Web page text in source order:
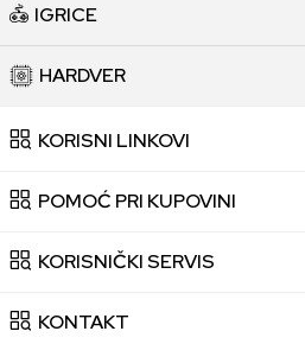
IGRICE
HARDVER
KORISNI LINKOVI
POMOĆ PRI KUPOVINI
KORISNIČKI SERVIS
KONTAKT